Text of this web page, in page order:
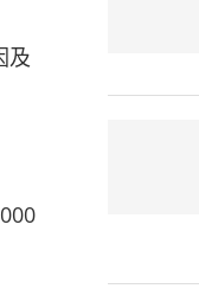
及